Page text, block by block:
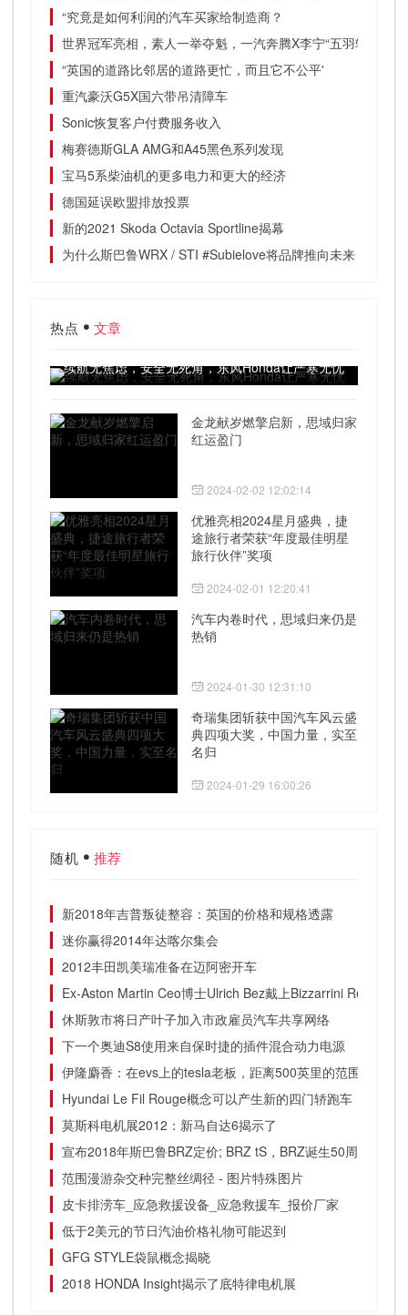
“究竟是如何利润的汽车买家给制造商？
世界冠军亮相，素人一举夺魁，一汽奔腾X李宁“五羽轮比”长
“英国的道路比邻居的道路更忙，而且它不公平'
重汽豪沃G5X国六带吊清障车
Sonic恢复客户付费服务收入
梅赛德斯GLA AMG和A45黑色系列发现
宝马5系柴油机的更多电力和更大的经济
德国延误欧盟排放投票
新的2021 Skoda Octavia Sportline揭幕
为什么斯巴鲁WRX / STI #Subielove将品牌推向未来
热点 文章
续航无焦虑，安全无死角，东风Honda让严寒无忧
金龙献岁燃擎启新，思域归家
红运盈门
2024-02-02 12:02:14
优雅亮相2024星月盛典，捷
途旅行者荣获“年度最佳明星
旅行伙伴”奖项
2024-02-01 12:20:41
汽车内卷时代，思域归来仍是
热销
2024-01-30 12:31:10
奇瑞集团斩获中国汽车风云盛
典四项大奖，中国力量，实至
名归
2024-01-29 16:00:26
随机 推荐
新2018年吉普叛徒整容：英国的价格和规格透露
迷你赢得2014年达喀尔集会
2012丰田凯美瑞准备在迈阿密开车
Ex-Aston Martin Ceo博士Ulrich Bez戴上Bizzarrini Revival
休斯敦市将日产叶子加入市政雇员汽车共享网络
下一个奥迪S8使用来自保时捷的插件混合动力电源
伊隆麝香：在evs上的tesla老板，距离500英里的范围和殖民
Hyundai Le Fil Rouge概念可以产生新的四门轿跑车
莫斯科电机展2012：新马自达6揭示了
宣布2018年斯巴鲁BRZ定价; BRZ tS，BRZ诞生50周年
范围漫游杂交种完整丝绸径 - 图片特殊图片
皮卡排涝车_应急救援设备_应急救援车_报价厂家
低于2美元的节日汽油价格礼物可能迟到
GFG STYLE袋鼠概念揭晓
2018 HONDA Insight揭示了底特律电机展